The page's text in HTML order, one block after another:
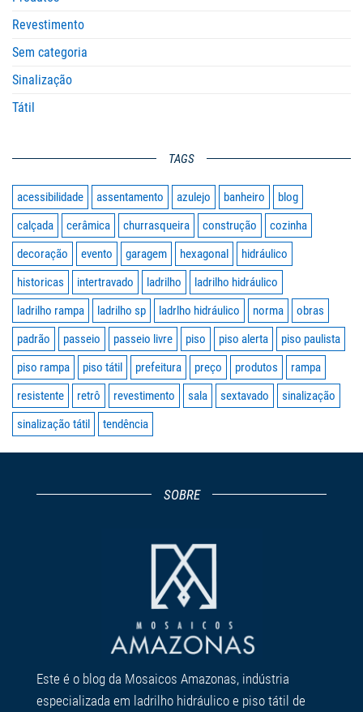
Revestimento
Sem categoria
Sinalização
Tátil
TAGS
acessibilidade assentamento azulejo banheiro
blog
calçada
cerâmica churrasqueira construção
cozinha
decoração
evento garagem hexagonal
hidráulico
historicas
intertravado ladrilho
ladrilho hidráulico
ladrilho rampa
ladrilho sp ladrlho hidráulico norma
obras
padrão
passeio passeio livre piso piso alerta
piso paulista
piso rampa
piso tátil prefeitura preço produtos
rampa
resistente
retrô revestimento sala sextavado
sinalização
sinalização tátil
tendência
SOBRE
Este é o blog da Mosaicos Amazonas, indústria
especializada em ladrilho hidráulico e piso tátil de